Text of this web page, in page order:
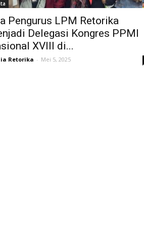
Pengurus LPM Retorika
Delegasi Kongres PPMI
XVIII di...
Retorika - Mei 5, 2025